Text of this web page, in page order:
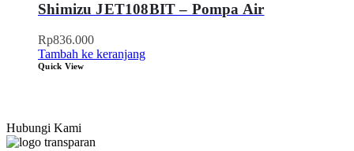
Shimizu JET108BIT – Pompa Air
Rp836.000
Tambah ke keranjang
Quick View
Hubungi Kami